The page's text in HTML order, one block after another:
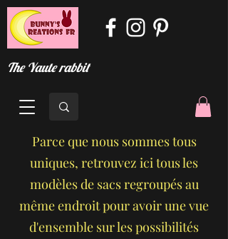
The Yaute rabbit
Parce que nous sommes tous
uniques, retrouvez ici tous les
modèles de sacs regroupés au
même endroit pour avoir une vue
d'ensemble sur les possibilités